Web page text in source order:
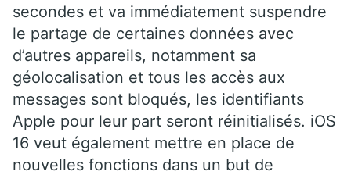
secondes et va immédiatement suspendre
le partage de certaines données avec
d’autres appareils, notamment sa
géolocalisation et tous les accès aux
messages sont bloqués, les identifiants
Apple pour leur part seront réinitialisés. iOS
16 veut également mettre en place de
nouvelles fonctions dans un but de